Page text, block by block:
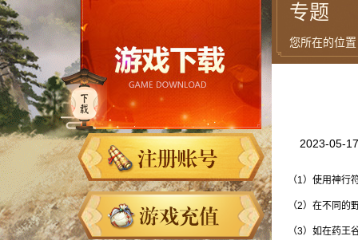
专题
您所在的位
2023-05-
（1）使用神行
（2）在不同
（3）如在药